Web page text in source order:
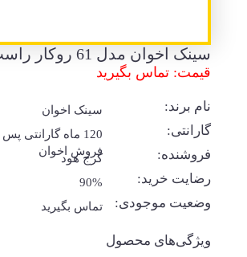
سینک اخوان مدل 61 روکار راست
قیمت: تماس بگیرید
نام برند: سینک اخوان
گارانتی:
120 ماه گارانتی پس
فروش اخوان
فروشنده: کرج هود
رضایت خرید: 90%
وضعیت موجودی: تماس بگیرید
ویژگی‌های محصول